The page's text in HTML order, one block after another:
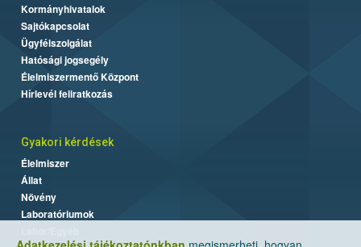
Kormányhivatalok
Sajtókapcsolat
Ügyfélszolgálat
Hatósági jogsegély
Élelmiszermentő Központ
Hírlevél feliratkozás
Gyakori kérdések
Élelmiszer
Állat
Növény
Laboratóriumok